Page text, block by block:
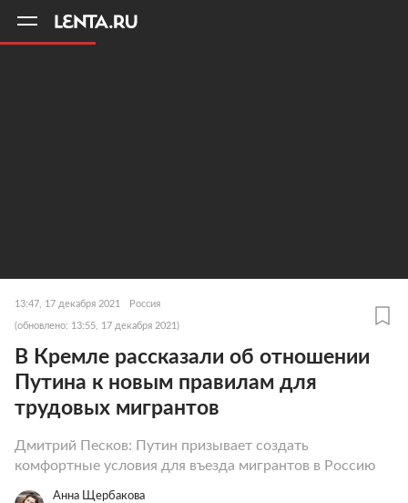
13:47, 17 декабря 2021 Россия
(обновлено: 13:55, 17 декабря 2021)
В Кремле рассказали об отношении
Путина к новым правилам для
трудовых мигрантов
Дмитрий Песков: Путин призывает создать
комфортные условия для въезда мигрантов в Россию
Анна Щербакова